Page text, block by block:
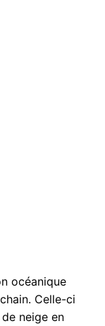
océanique
Celle-ci
neige en